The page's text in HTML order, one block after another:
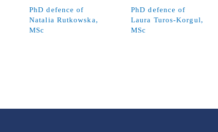
PhD defence of
Natalia Rutkowska,
MSc
PhD defence of
Laura Turos-Korgul,
MSc